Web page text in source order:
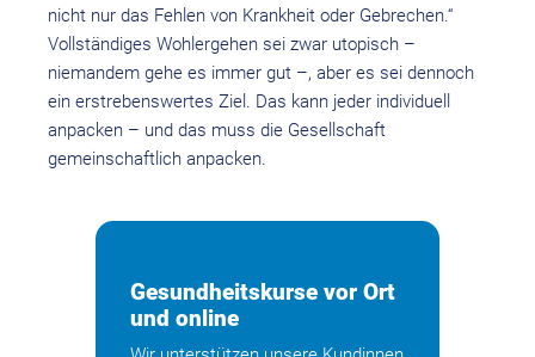
nicht nur das Fehlen von Krankheit oder Gebrechen.“
Vollständiges Wohlergehen sei zwar utopisch –
niemandem gehe es immer gut –, aber es sei dennoch
ein erstrebenswertes Ziel. Das kann jeder individuell
anpacken – und das muss die Gesellschaft
gemeinschaftlich anpacken.
Gesundheitskurse vor Ort
und online